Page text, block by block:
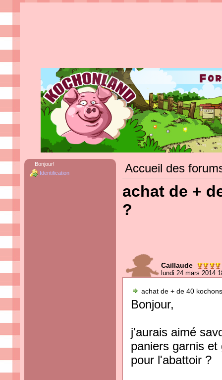
Bonjour!
Identification
Accueil des
achat de +
?
Caillaude
lundi 24 mars 2014
achat de + de 40
Bonjour,
j'aurais aimé
paniers garnis
pour l'abattoir ?